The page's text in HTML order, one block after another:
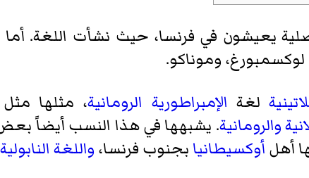
يعيشون في فرنسا، حيث نشأت اللغة. أما
لوكسمبورغ، وموناكو.
لغة الإمبراطورية الرومانية، مثلها مثل
والرومانية. يشبهها في هذا النسب أيضاً
أهل أوكسيطانيا بجنوب فرنسا، واللغة النابولية